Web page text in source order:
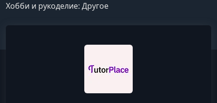
Хобби и рукоделие: Другое